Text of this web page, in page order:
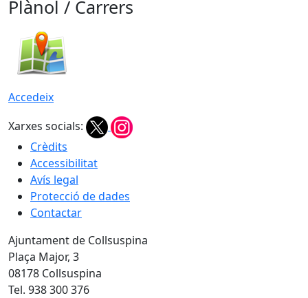
Plànol / Carrers
Accedeix
Xarxes socials:
Crèdits
Accessibilitat
Avís legal
Protecció de dades
Contactar
Ajuntament de Collsuspina
Plaça Major, 3
08178 Collsuspina
Tel. 938 300 376